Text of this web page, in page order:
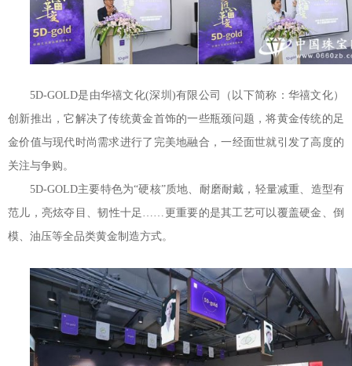
5D-GOLD是由华禧文化(深圳)有限公司（以下简称：华禧文化）
创新推出，它解决了传统黄金首饰的一些瓶颈问题，将黄金传统的足
金价值与现代时尚需求进行了完美地融合，一经面世就引发了高度的
关注与争购。
5D-GOLD主要特色为“硬核”质地、耐磨耐戴，轻量减重、造型有
范儿，亮炫夺目、韧性十足……更重要的是其工艺可以覆盖硬金、倒
模、油压等全品类黄金制造方式。